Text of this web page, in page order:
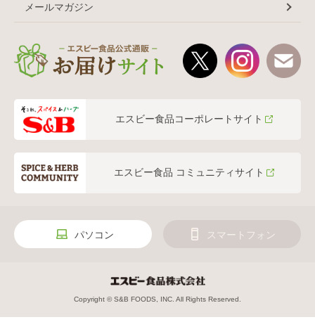
メールマガジン
エスビー食品コーポレートサイト
エスビー食品 コミュニティサイト
パソコン スマートフォン
Copyright © S&B FOODS, INC. All Rights Reserved.